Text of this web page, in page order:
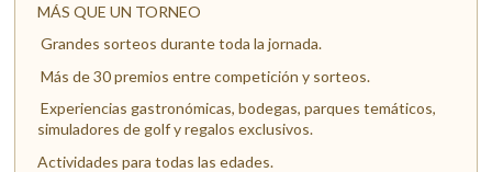
MÁS QUE UN TORNEO
Grandes sorteos durante toda la jornada.
Más de 30 premios entre competición y sorteos.
Experiencias gastronómicas, bodegas, parques temáticos,
simuladores de golf y regalos exclusivos.
Actividades para todas las edades.